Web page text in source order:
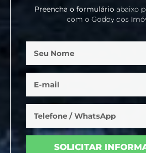
Preencha o formulárioabaixo
com o Godoy dos
SOLICITAR